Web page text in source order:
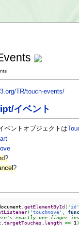
TR/touch-events/
イベント
ベントオブジェクトは
?
?
getElementById( 'id'
( 'touchmove'
exactly one finger
targetTouches .length == 1 )